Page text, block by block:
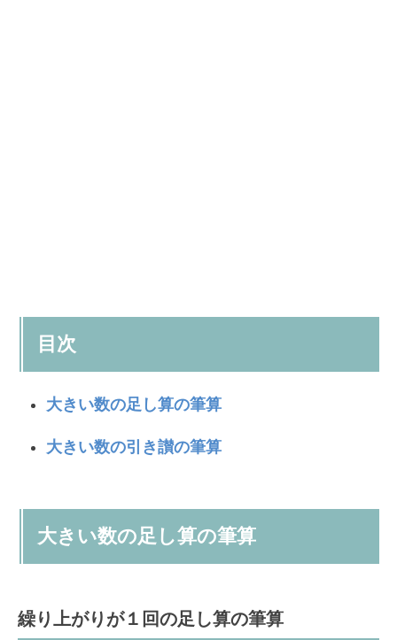
目次
大きい数の足し算の筆算
大きい数の引き讃の筆算
大きい数の足し算の筆算
繰り上がりが１回の足し算の筆算